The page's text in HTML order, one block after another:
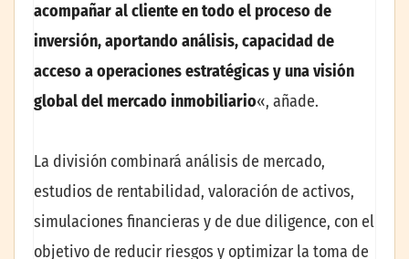
acompañar al cliente en todo el proceso de
inversión, aportando análisis, capacidad de
acceso a operaciones estratégicas y una visión
global del mercado inmobiliario«, añade.
La división combinará análisis de mercado,
estudios de rentabilidad, valoración de activos,
simulaciones financieras y de due diligence, con el
objetivo de reducir riesgos y optimizar la toma de